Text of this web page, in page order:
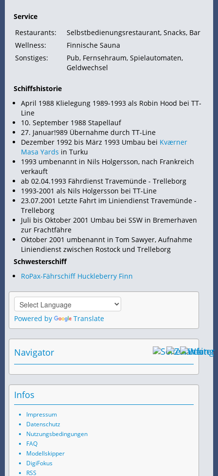
Service
Restaurants:
Selbstbedienungsrestaurant, Snacks, Bar
Wellness:
Finnische Sauna
Sonstiges:
Pub, Fernsehraum, Spielautomaten,
Geldwechsel
Schiffshistorie
April 1988 Klielegung 1989-1993 als Robin Hood bei TT-
Line
10. September 1988 Stapellauf
27. Januar!989 Übernahme durch TT-Line
Dezember 1992 bis März 1993 Umbau bei Kværner
Masa Yards in Turku
1993 umbenannt in Nils Holgersson, nach Frankreich
verkauft
ab 02.04.1993 Fährdienst Travemünde - Trelleborg
1993-2001 als Nils Holgersson bei TT-Line
23.07.2001 Letzte Fahrt im Liniendienst Travemünde -
Trelleborg
Juli bis Oktober 2001 Umbau bei SSW in Bremerhaven
zur Frachtfähre
Oktober 2001 umbenannt in Tom Sawyer, Aufnahme
Liniendienst zwischen Rostock und Trelleborg
Schwesterschiff
RoPax-Fährschiff Huckleberry Finn
Powered by Translate
Navigator
Infos
Impressum
Datenschutz
Nutzungsbedingungen
FAQ
Modellskipper
DigiFokus
RSS